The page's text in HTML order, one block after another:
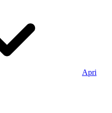
Apri